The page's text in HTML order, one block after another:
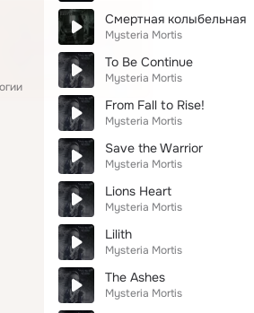
Смертная колыбельная
Mysteria Mortis
To Be Continue
Mysteria Mortis
From Fall to Rise!
Mysteria Mortis
Save the Warrior
Mysteria Mortis
Lions Heart
Mysteria Mortis
Lilith
Mysteria Mortis
The Ashes
Mysteria Mortis